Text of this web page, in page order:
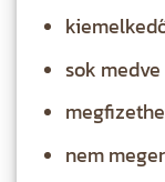
sok medve
nem